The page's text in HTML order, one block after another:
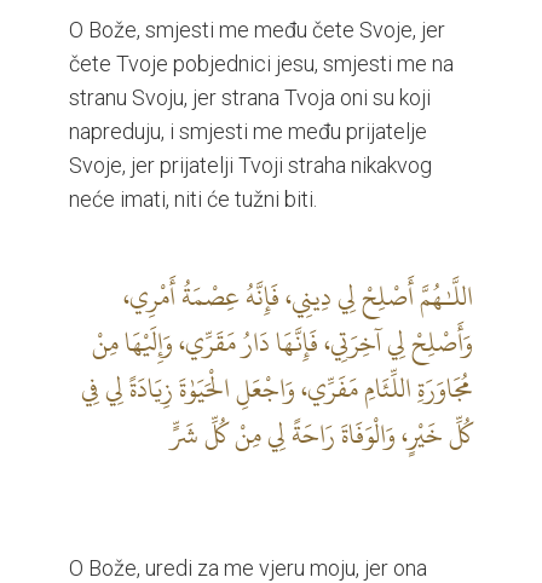
O Bože, smjesti me među čete Svoje, jer
čete Tvoje pobjednici jesu, smjesti me na
stranu Svoju, jer strana Tvoja oni su koji
napreduju, i smjesti me među prijatelje
Svoje, jer prijatelji Tvoji straha nikakvog
neće imati, niti će tužni biti.
اللَّـٰهُمَّ أَصْلِحْ لِي دِينِي، فَإِنَّهُ عِصْمَةُ أَمْرِي،
وَأَصْلِحْ لِي آخِرَتِي، فَإِنَّهَا دَارُ مَقَرِّي، وَإِلَيْهَا مِنْ
مُجَاوَرَةِ اللِّئَامِ مَفَرِّي، وَاجْعَلِ الْحَيَوٰةَ زِيَادَةً لِي فِي
كُلِّ خَيْرٍ، وَالْوَفَاةَ رَاحَةً لِي مِنْ كُلِّ شَرٍّ
O Bože, uredi za me vjeru moju, jer ona